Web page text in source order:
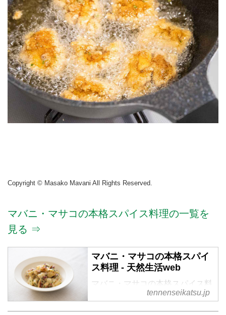
Copyright © Masako Mavani All Rights Reserved.
マバニ・マサコの本格スパイス料理の一覧を
見る ⇒
マバニ・マサコの本格スパイ
ス料理 - 天然生活web
マバニ・マサコの本格スパイス料
tennenseikatsu.jp